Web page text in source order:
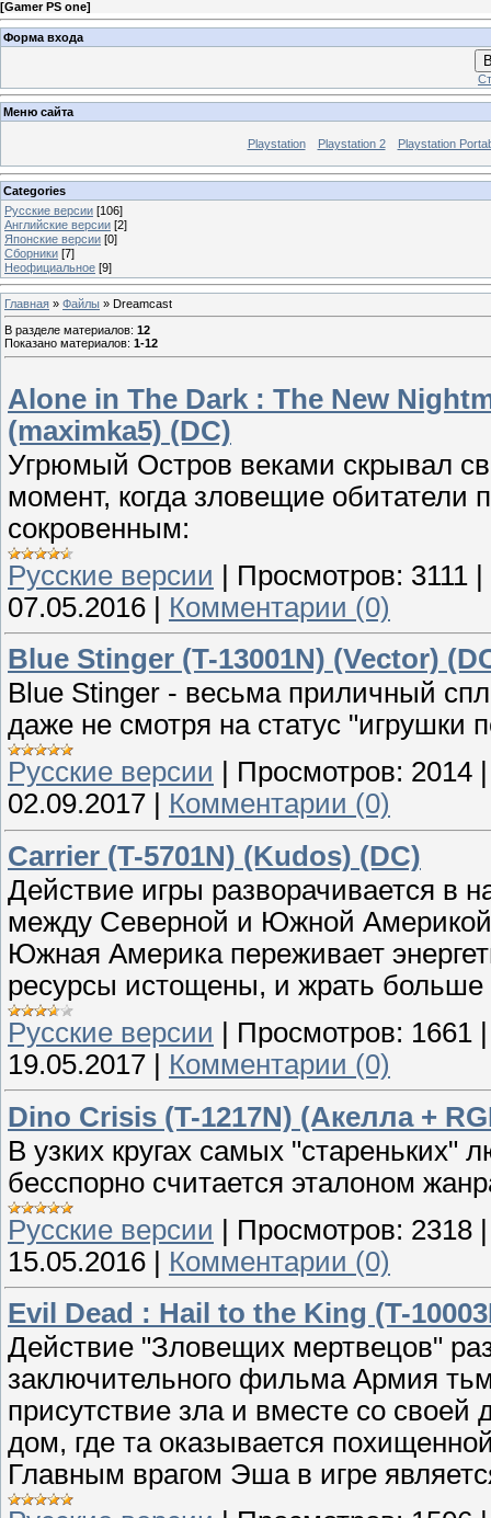
[Gamer PS one]
Форма входа
Меню сайта
Playstation Playstation 2 Playstation
Categories
Русские версии [106]
Английские версии [2]
Японские версии [0]
Сборники [7]
Неофициальное [9]
Главная » Файлы » Dreamcast
В разделе материалов: 12
Показано материалов: 1-12
Alone in The Dark : The New
(maximka5) (DC)
Угрюмый Остров веками скрывал
момент, когда зловещие обитатели
сокровенным:
Русские версии | Просмотров: 3111 |
07.05.2016 | Комментарии (0)
Blue Stinger (T-13001N) (Vector)
Blue Stinger - весьма приличный
даже не смотря на статус "игрушки
Русские версии
Просмотров: 2014
02.09.2017
Комментарии (0)
Carrier (T-5701N) (Kudos) (DC)
Действие игры разворачивается в
между Северной и Южной Америкой
Южная Америка переживает
ресурсы истощены, и жрать больше
Русские версии
Просмотров: 1661
19.05.2017
Комментарии (0)
Dino Crisis (T-1217N) (Акелла +
В узких кругах самых
бесспорно считается эталоном
Русские версии | Просмотров: 2318
15.05.2016 | Комментарии (0)
Evil Dead : Hail to the King (T-
Действие "Зловещих мертвецов"
заключительного фильма Армия
присутствие зла и вместе со
дом, где та оказывается
Главным врагом Эша в игре